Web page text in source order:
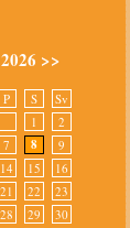
>>
P S
Sv
1
2
7 8
9
14 15
16
21 22
23
28 29
30